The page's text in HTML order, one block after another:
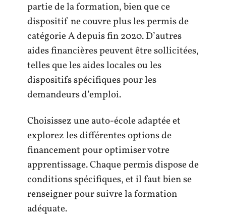
partie de la formation, bien que ce
dispositif ne couvre plus les permis de
catégorie A depuis fin 2020. D’autres
aides financières peuvent être sollicitées,
telles que les aides locales ou les
dispositifs spécifiques pour les
demandeurs d’emploi.
Choisissez une auto-école adaptée et
explorez les différentes options de
financement pour optimiser votre
apprentissage. Chaque permis dispose de
conditions spécifiques, et il faut bien se
renseigner pour suivre la formation
adéquate.